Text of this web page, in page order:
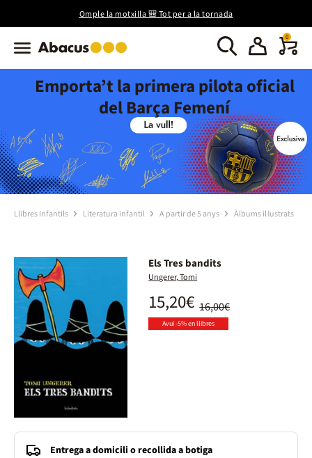
Omple la motxilla 🎒 Tot per a la tornada
0
Emporta’t la primera pilota oficial
del Barça Femení
Llibres Infantils Literatura infantil A partir de 5 anys Àlbums il·lustrats
Els Tres bandits
Ungerer, Tomi
16,00€
15,20€
Avui -5% en llibres
Entrega a domicili o recollida a botiga